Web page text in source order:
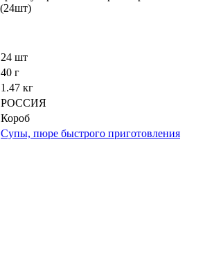
24 шт
40 г
1.47 кг
РОССИЯ
Короб
Супы, пюре быстрого приготовления